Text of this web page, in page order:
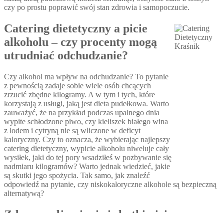
czy po prostu poprawić swój stan zdrowia i samopoczucie.
Catering dietetyczny a picie
alkoholu – czy procenty mogą
utrudniać odchudzanie?
Czy alkohol ma wpływ na odchudzanie? To pytanie
z pewnością zadaje sobie wiele osób chcących
zrzucić zbędne kilogramy. A w tym i tych, które
korzystają z usługi, jaką jest dieta pudełkowa. Warto
zauważyć, że na przykład podczas upalnego dnia
wypite schłodzone piwo, czy kieliszek białego wina
z lodem i cytryną nie są wliczone w deficyt
kaloryczny. Czy to oznacza, że wybierając najlepszy
catering dietetyczny, wypicie alkoholu niweluje cały
wysiłek, jaki do tej pory wsadziłeś w pozbywanie się
nadmiaru kilogramów? Warto jednak wiedzieć, jakie
są skutki jego spożycia. Tak samo, jak znaleźć
odpowiedź na pytanie, czy niskokaloryczne alkohole są bezpieczną
alternatywą?